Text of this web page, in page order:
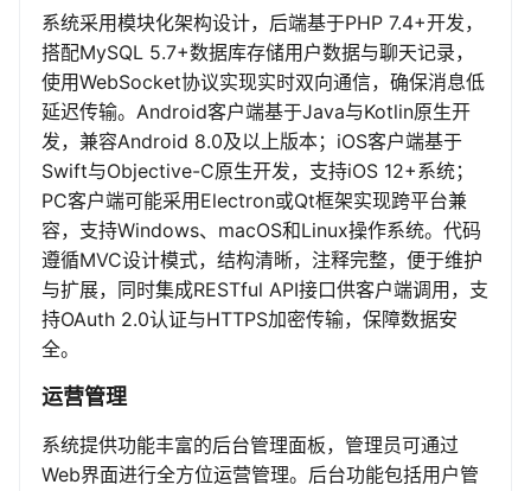
系统采用模块化架构设计，后端基于PHP 7.4+开发，
搭配MySQL 5.7+数据库存储用户数据与聊天记录，
使用WebSocket协议实现实时双向通信，确保消息低
延迟传输。Android客户端基于Java与Kotlin原生开
发，兼容Android 8.0及以上版本；iOS客户端基于
Swift与Objective-C原生开发，支持iOS 12+系统；
PC客户端可能采用Electron或Qt框架实现跨平台兼
容，支持Windows、macOS和Linux操作系统。代码
遵循MVC设计模式，结构清晰，注释完整，便于维护
与扩展，同时集成RESTful API接口供客户端调用，支
持OAuth 2.0认证与HTTPS加密传输，保障数据安
全。
运营管理
系统提供功能丰富的后台管理面板，管理员可通过
Web界面进行全方位运营管理。后台功能包括用户管